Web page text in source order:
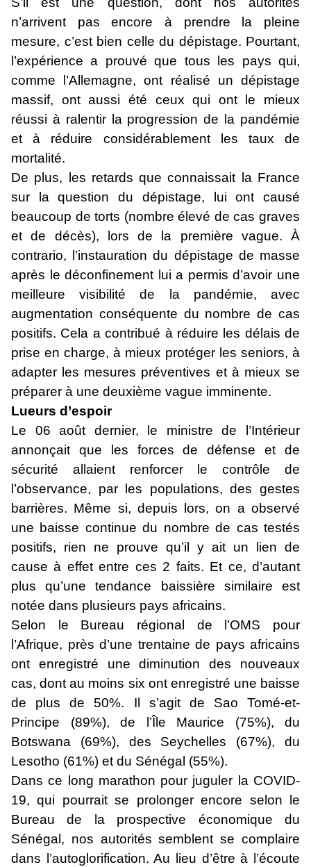
n’arrivent pas encore à prendre la pleine
mesure, c’est bien celle du dépistage. Pourtant,
l’expérience a prouvé que tous les pays qui,
comme l’Allemagne, ont réalisé un dépistage
massif, ont aussi été ceux qui ont le mieux
réussi à ralentir la progression de la pandémie
et à réduire considérablement les taux de
mortalité.
De plus, les retards que connaissait la France
sur la question du dépistage, lui ont causé
beaucoup de torts (nombre élevé de cas graves
et de décès), lors de la première vague. À
contrario, l’instauration du dépistage de masse
après le déconfinement lui a permis d’avoir une
meilleure visibilité de la pandémie, avec
augmentation conséquente du nombre de cas
positifs. Cela a contribué à réduire les délais de
prise en charge, à mieux protéger les seniors, à
adapter les mesures préventives et à mieux se
préparer à une deuxième vague imminente.
Lueurs d’espoir
Le 06 août dernier, le ministre de l’Intérieur
annonçait que les forces de défense et de
sécurité allaient renforcer le contrôle de
l’observance, par les populations, des gestes
barrières. Même si, depuis lors, on a observé
une baisse continue du nombre de cas testés
positifs, rien ne prouve qu’il y ait un lien de
cause à effet entre ces 2 faits. Et ce, d’autant
plus qu’une tendance baissière similaire est
notée dans plusieurs pays africains.
Selon le Bureau régional de l’OMS pour
l’Afrique, près d’une trentaine de pays africains
ont enregistré une diminution des nouveaux
cas, dont au moins six ont enregistré une baisse
de plus de 50%. Il s’agit de Sao Tomé-et-
Principe (89%), de l’Île Maurice (75%), du
Botswana (69%), des Seychelles (67%), du
Lesotho (61%) et du Sénégal (55%).
Dans ce long marathon pour juguler la COVID-
19, qui pourrait se prolonger encore selon le
Bureau de la prospective économique du
Sénégal, nos autorités semblent se complaire
dans l’autoglorification. Au lieu d’être à l’écoute